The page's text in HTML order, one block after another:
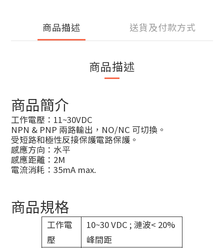
商品描述 送貨及付款方式
商品描述
商品簡介
工作電壓：11~30VDC
NPN & PNP 兩路輸出，NO/NC 可切換。
受短路和極性反接保護電路保護。
感應方向：水平
感應距離：2M
電流消耗：35mA max.
商品規格
工作電
壓
10~30 VDC ; 漣波< 20%
峰間距